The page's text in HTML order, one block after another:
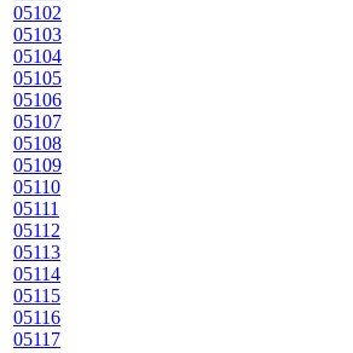
05102
05103
05104
05105
05106
05107
05108
05109
05110
05111
05112
05113
05114
05115
05116
05117